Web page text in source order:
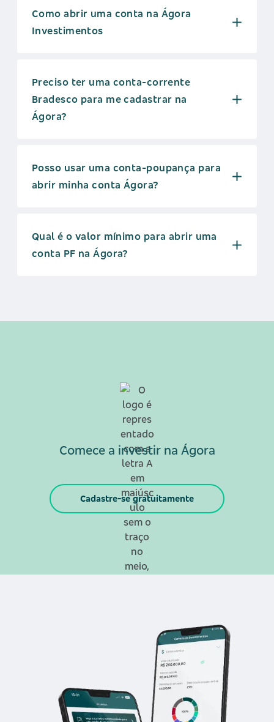
Como abrir uma conta na Ágora
Investimentos
Preciso ter uma conta-corrente
Bradesco para me cadastrar na
Ágora?
Posso usar uma conta-poupança para
abrir minha conta Ágora?
Qual é o valor mínimo para abrir uma
conta PF na Ágora?
Comece a investir na Ágora
Cadastre-se gratuitamente